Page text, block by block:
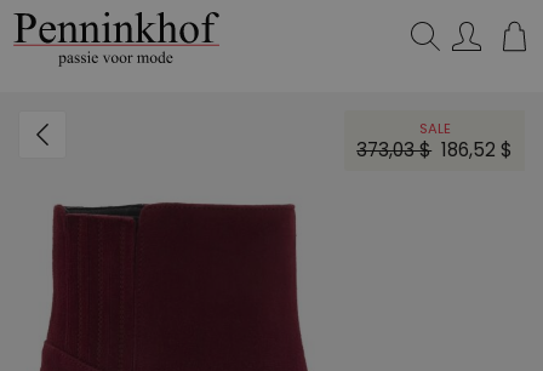
SALE
373,03 $ 186,52 $